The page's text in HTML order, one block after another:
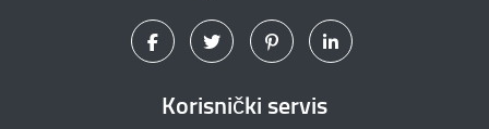
Korisnički servis